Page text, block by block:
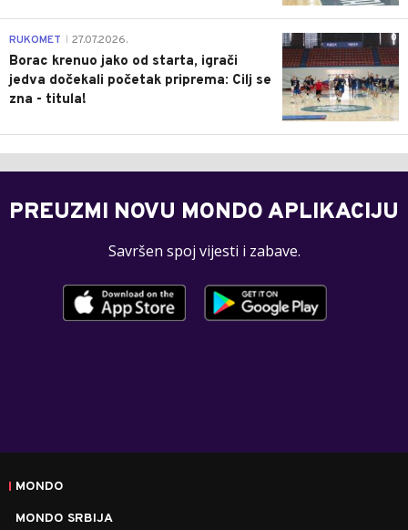
0
RUKOMET 27.07.2026.
Borac krenuo jako od starta, igrači
jedva dočekali početak priprema: Cilj se
zna - titula!
PREUZMI NOVU MONDO APLIKACIJU
Savršen spoj vijesti i zabave.
MONDO
MONDO SRBIJA